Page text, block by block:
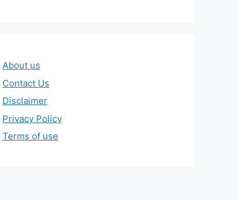
About us
Contact Us
Disclaimer
Privacy Policy
Terms of use